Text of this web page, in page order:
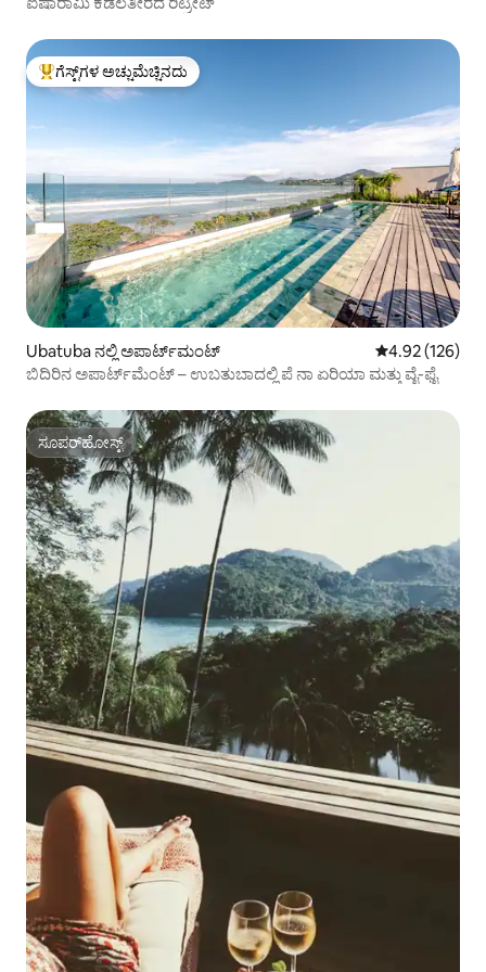
ಗೆಸ್ಟ್‌ಗಳಿಗೆ ಅತಿ ಹೆಚ್ಚು ಅಚ್ಚುಮೆಚ್ಚಿನದು
ಗೆಸ್ಟ್‌ಗಳ ಅಚ್ಚುಮೆಚ್ಚಿನದು
Ubatuba ನಲ್ಲಿ ಅಪಾರ್ಟ್‌ಮಂಟ್ 5 ರಲ್ಲಿ 4.92
4.92 (126)
ಬಿದಿರಿನ ಅಪಾರ್ಟ್‌ಮೆಂಟ್ – ಉಬತುಬಾದಲ್ಲಿ ಪೆ ನಾ ಏರಿಯಾ ಮತ್ತು ವೈ-ಫೈ
ಸೂಪರ್‌ಹೋಸ್ಟ್
ಸೂಪರ್‌ಹೋಸ್ಟ್